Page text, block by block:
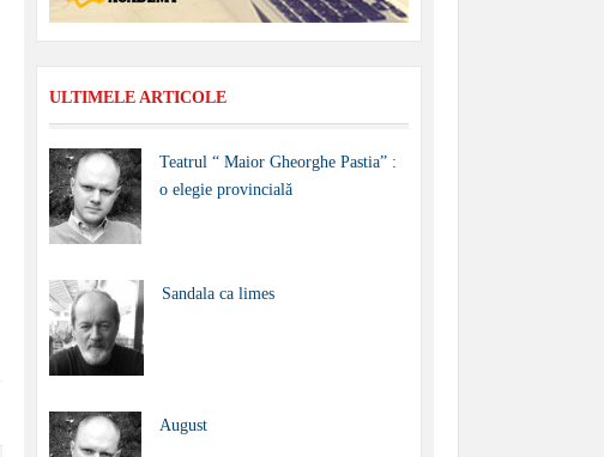
ULTIMELE ARTICOLE
Teatrul “ Maior Gheorghe Pastia” :
o elegie provincială
Sandala ca limes
August